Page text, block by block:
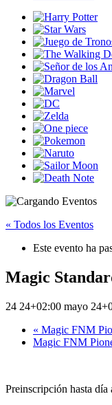
« Todos los Eventos
Este evento ha
Magic
24 24+02:00 mayo
« Magic FNM
Magic FNM
Preinscripción hasta día